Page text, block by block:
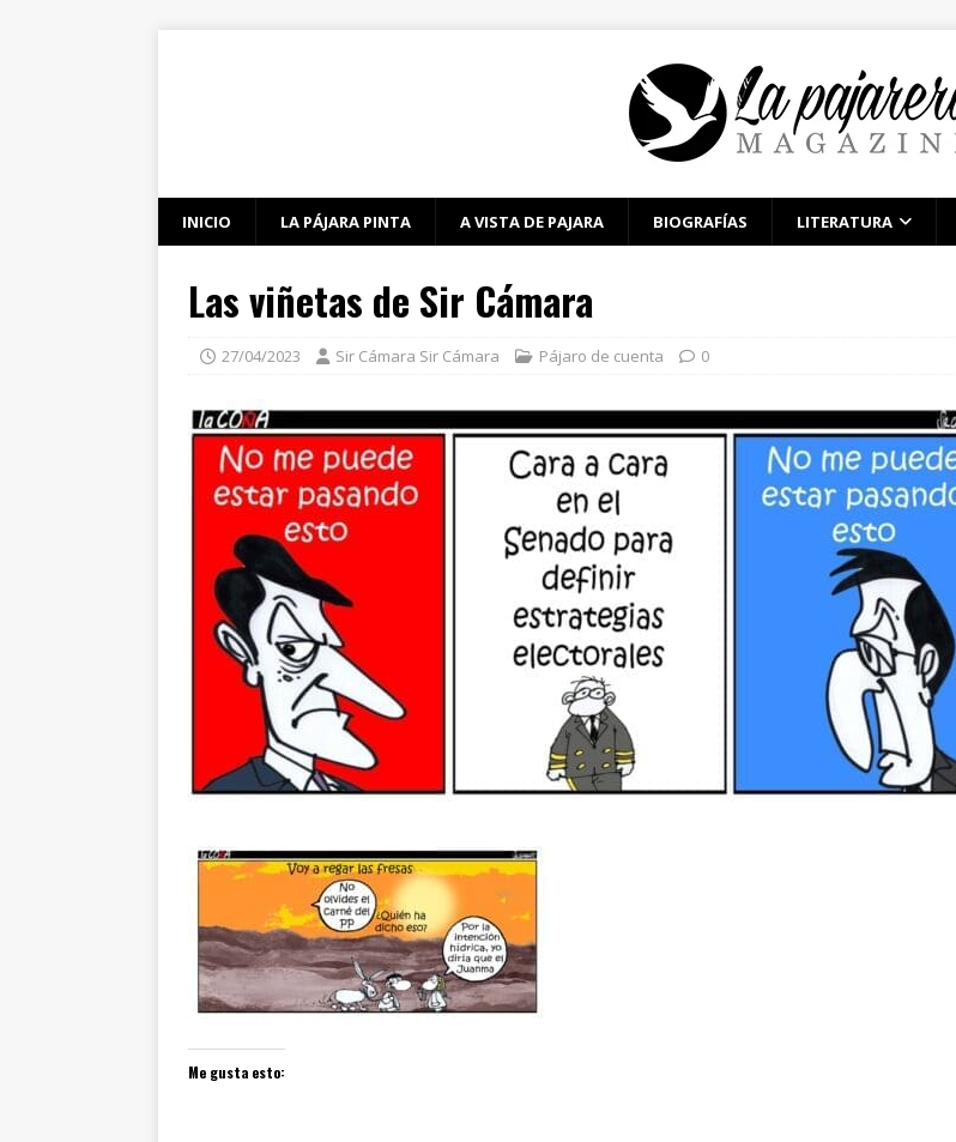
INICIO LA PÁJARA PINTA A VISTA DE PAJARA BIOGRAFÍAS LITERATURA
Las viñetas de Sir Cámara
27/04/2023 Sir Cámara Sir Cámara Pájaro de cuenta 0
Me gusta esto: